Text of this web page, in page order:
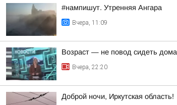
#нампишут. Утренняя Ангара
Вчера, 11:09
Возраст — не повод сидеть дома
Вчера, 22:20
Доброй ночи, Иркутская область!